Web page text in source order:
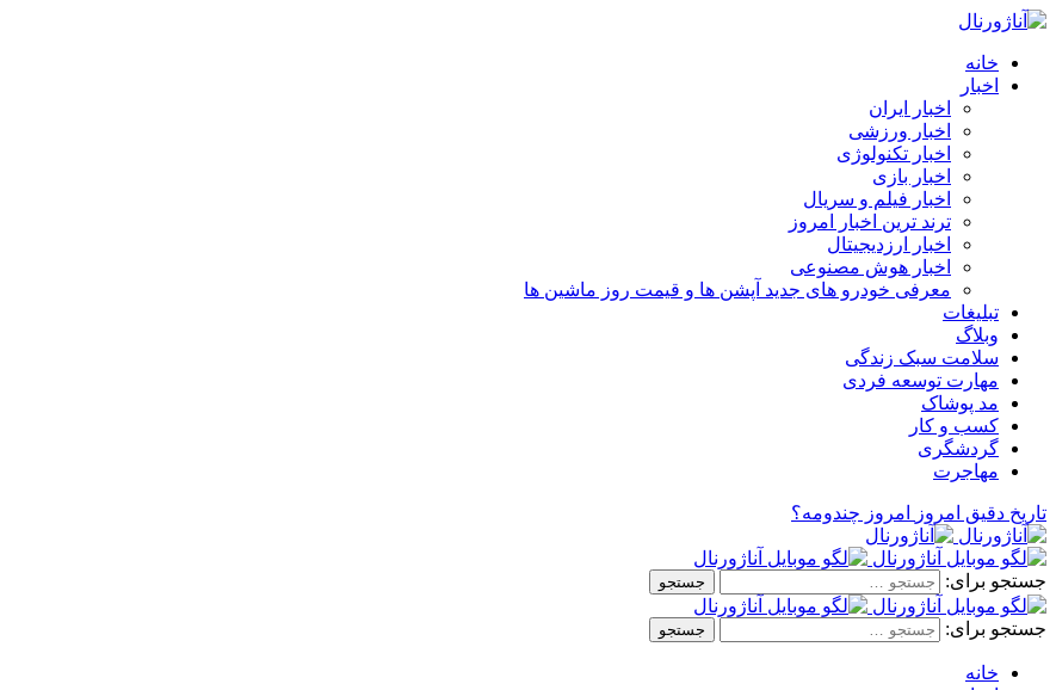
خانه
اخبار
اخبار ایران
اخبار ورزشی
اخبار تکنولوژی
اخبار بازی
اخبار فیلم و سریال
ترند ترین اخبار امروز
اخبار ارزدیجیتال
اخبار هوش مصنوعی
معرفی خودرو های جدید آپشن‌ ها و قیمت روز ماشین‌ ها
تبلیغات
وبلاگ
سلامت سبک زندگی
مهارت توسعه فردی
مد پوشاک
کسب و کار
گردشگری
مهاجرت
تاریخ دقیق امروز امروز چندومه؟
جستجو برای:
جستجو برای:
خانه